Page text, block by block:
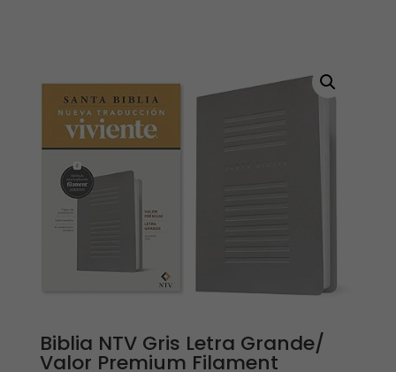
Biblia NTV Gris Letra Grande/
Valor Premium Filament